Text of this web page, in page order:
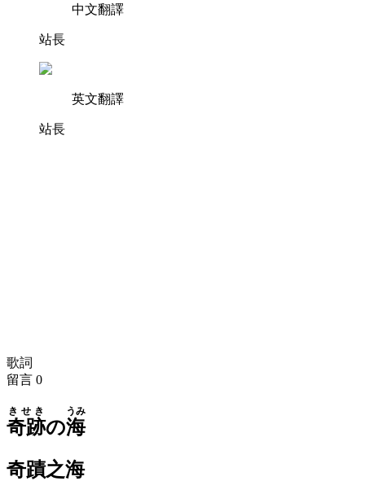
中文翻譯
站長
英文翻譯
站長
歌詞
留言 0
奇跡
きせき
の海
うみ
奇蹟之海